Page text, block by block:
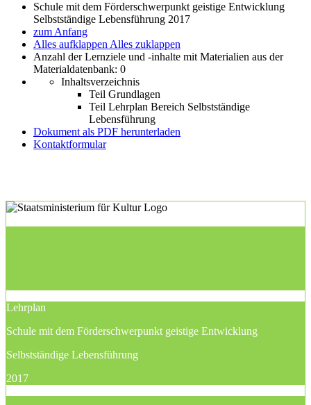
Schule mit dem Förderschwerpunkt geistige Entwicklung
Selbstständige Lebensführung 2017
zum Anfang
Alles aufklappen Alles zuklappen
Anzahl der Lernziele und -inhalte mit Materialien aus der
Materialdatenbank: 0
Inhaltsverzeichnis
Teil Grundlagen
Teil Lehrplan Bereich Selbstständige
Lebensführung
Dokument als PDF herunterladen
Kontaktformular
Lehrplan
Schule mit dem Förderschwerpunkt geistige Entwicklung
Selbstständige Lebensführung
2017